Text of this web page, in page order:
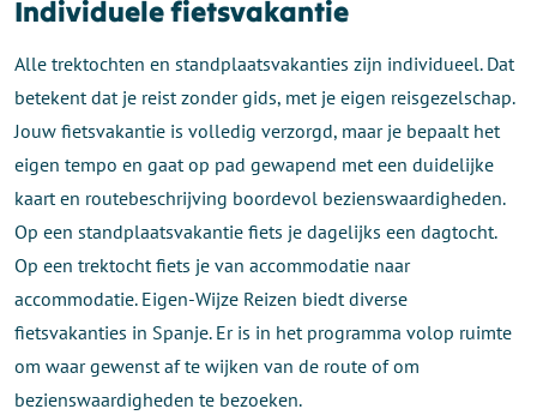
Individuele fietsvakantie
Alle trektochten en standplaatsvakanties zijn individueel. Dat
betekent dat je reist zonder gids, met je eigen reisgezelschap.
Jouw fietsvakantie is volledig verzorgd, maar je bepaalt het
eigen tempo en gaat op pad gewapend met een duidelijke
kaart en routebeschrijving boordevol bezienswaardigheden.
Op een standplaatsvakantie fiets je dagelijks een dagtocht.
Op een trektocht fiets je van accommodatie naar
accommodatie. Eigen-Wijze Reizen biedt diverse
fietsvakanties in Spanje. Er is in het programma volop ruimte
om waar gewenst af te wijken van de route of om
bezienswaardigheden te bezoeken.